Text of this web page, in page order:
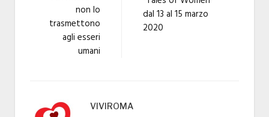
non lo
trasmettono
agli esseri
umani
dal 13 al 15 marzo
2020
VIVIROMA